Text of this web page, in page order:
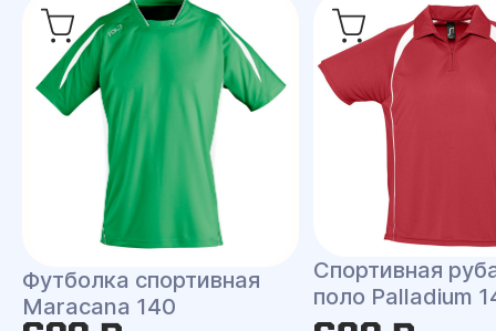
Футболка спортивная
Maracana 140
Спортивная
поло Palladium